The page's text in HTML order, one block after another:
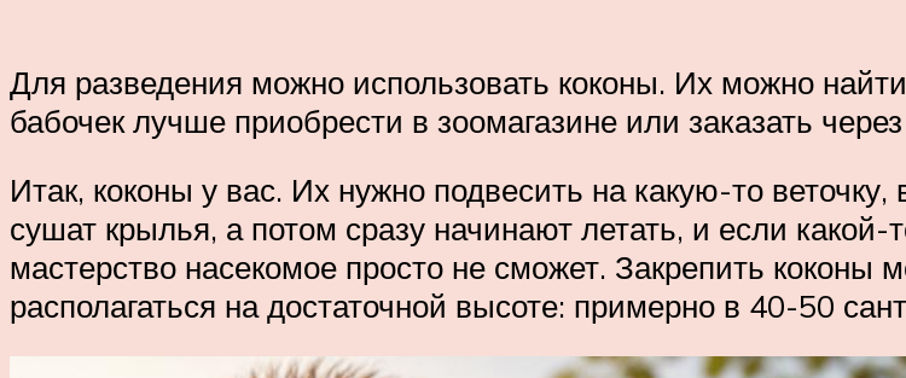
Для разведения можно использовать коконы. Их можно
бабочек лучше приобрести в зоомагазине или заказать
Итак, коконы у вас. Их нужно подвесить на какую-то
сушат крылья, а потом сразу начинают летать, и если какой-
мастерство насекомое просто не сможет. Закрепить
располагаться на достаточной высоте: примерно в 40-50